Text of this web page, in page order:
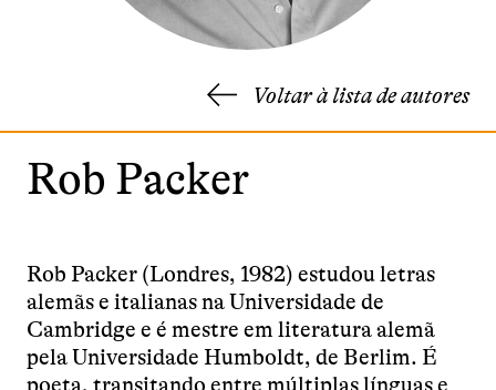
Voltar à lista de autores
Rob Packer
Rob Packer (Londres, 1982) estudou letras
alemãs e italianas na Universidade de
Cambridge e é mestre em literatura alemã
pela Universidade Humboldt, de Berlim. É